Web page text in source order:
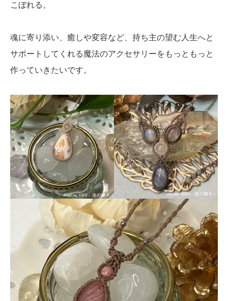
こぼれる。
魂に寄り添い、癒しや変容など、持ち主の望む人生へと
サポートしてくれる魔法のアクセサリーをもっともっと
作っていきたいです。